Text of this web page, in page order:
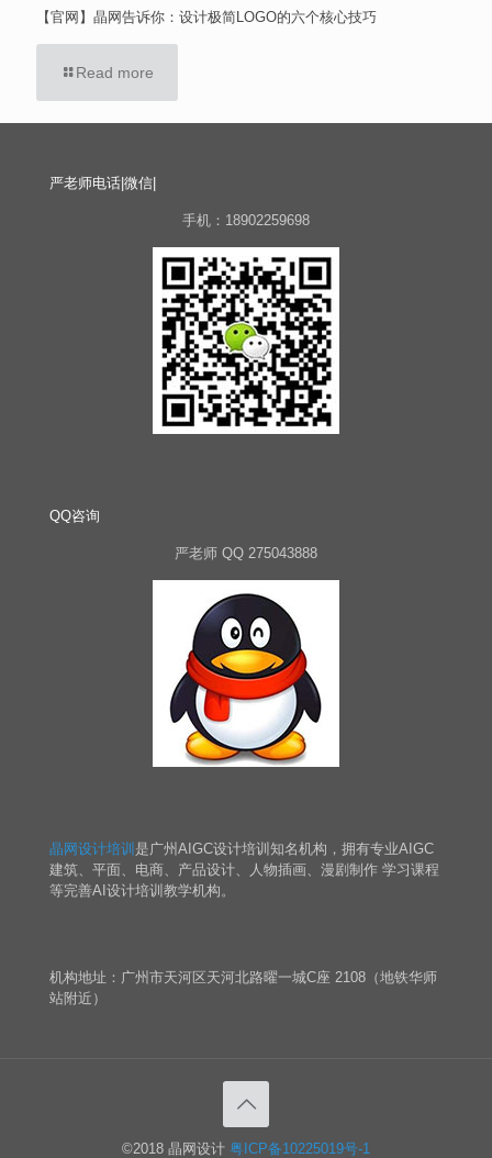
【官网】晶网告诉你：设计极简LOGO的六个核心技巧
Read more
严老师电话|微信|
手机：18902259698
QQ咨询
严老师 QQ 275043888
晶网设计培训 是广州AIGC设计培训知名机构，拥有专业AIGC
建筑、平面、电商、产品设计、人物插画、漫剧制作 学习课程
等完善AI设计培训教学机构。
机构地址：广州市天河区天河北路曜一城C座 2108（地铁华师
站附近）
©2018 晶网设计 粤ICP备10225019号-1